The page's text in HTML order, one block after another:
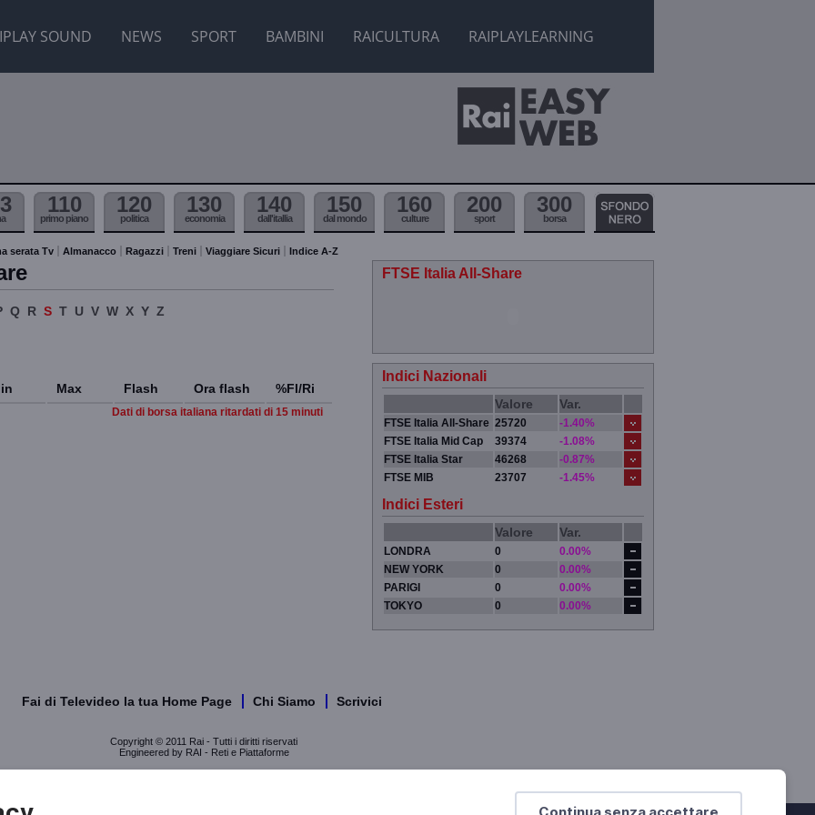
SOUND NEWS SPORT BAMBINI RAICULTURA RAIPLAYLEARNING
Continua senza accettare
110
primo piano
120
politica
130
economia
140
dall'itallia
150
dal mondo
160
culture
200
sport
300
borsa
serata Tv Almanacco Ragazzi Treni Viaggiare Sicuri Indice A-Z
Q R S T U V W X Y Z
Max Flash Ora flash %Fl/Ri
Dati di borsa italiana ritardati di 15 minuti
FTSE Italia All-Share
Indici Nazionali
Valore Var.
FTSE Italia All-Share 25720
-1.40%
FTSE Italia Mid Cap
39374
-1.08%
FTSE Italia Star
46268
-0.87%
FTSE MIB
23707 -1.45%
Indici Esteri
Valore Var.
LONDRA 0
0.00%
NEW YORK
0
0.00%
PARIGI
0
0.00%
TOKYO
0 0.00%
Fai di Televideo la tua Home Page Chi Siamo Scrivici
Copyright © 2011 Rai - Tutti i diritti riservati
Engineered by RAI - Reti e Piattaforme